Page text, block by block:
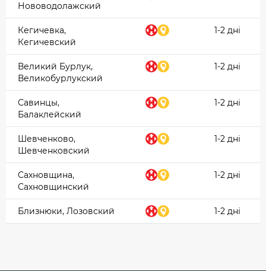
Нововодолажский
Кегичевка,
Кегичевский
1-2 дні
Великий Бурлук,
Великобурлукский
1-2 дні
Савинцы,
Балаклейский
1-2 дні
Шевченково,
Шевченковский
1-2 дні
Сахновщина,
Сахновщинский
1-2 дні
Близнюки, Лозовский 1-2 дні